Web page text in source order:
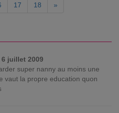
17 18 »
6 juillet 2009
super nanny au moins une
vaut la propre education quon